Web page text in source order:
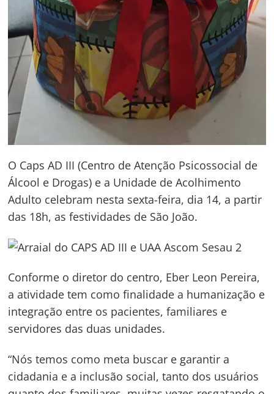
O Caps AD III (Centro de Atenção Psicossocial de
Álcool e Drogas) e a Unidade de Acolhimento
Adulto celebram nesta sexta-feira, dia 14, a partir
das 18h, as festividades de São João.
Conforme o diretor do centro, Eber Leon Pereira,
a atividade tem como finalidade a humanização e
integração entre os pacientes, familiares e
servidores das duas unidades.
“Nós temos como meta buscar e garantir a
cidadania e a inclusão social, tanto dos usuários